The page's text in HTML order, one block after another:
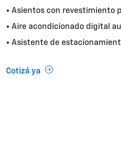
• Asientos con revestimiento
• Aire acondicionado digital
• Asistente de
Cotizá ya